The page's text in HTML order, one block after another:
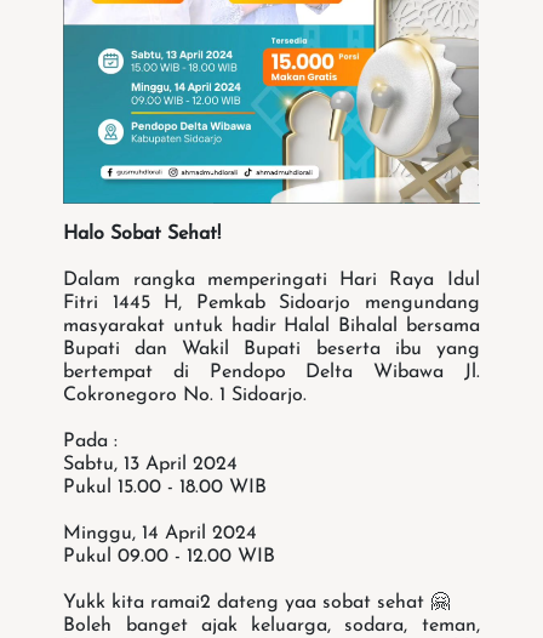
Halo Sobat Sehat!
Dalam rangka memperingati Hari Raya Idul
Fitri 1445 H, Pemkab Sidoarjo mengundang
masyarakat untuk hadir Halal Bihalal bersama
Bupati dan Wakil Bupati beserta ibu yang
bertempat di Pendopo Delta Wibawa Jl.
Cokronegoro No. 1 Sidoarjo.
Pada :
Sabtu, 13 April 2024
Pukul 15.00 - 18.00 WIB
Minggu, 14 April 2024
Pukul 09.00 - 12.00 WIB
Yukk kita ramai2 dateng yaa sobat sehat 🤗
Boleh banget ajak keluarga, sodara, teman,